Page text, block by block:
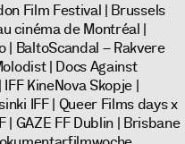
Film Festival | Brussels
cinéma de Montréal |
| BaltoScandal – Rakvere
| Docs Against
KineNova Skopje |
IFF | Queer Films days x
| GAZE FF Dublin | Brisbane